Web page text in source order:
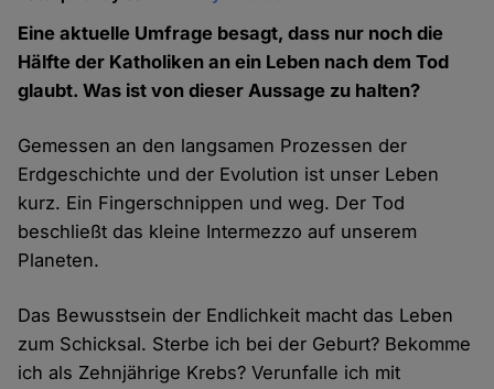
Eine aktuelle Umfrage besagt, dass nur noch die
Hälfte der Katholiken an ein Leben nach dem Tod
glaubt. Was ist von dieser Aussage zu halten?
Gemessen an den langsamen Prozessen der
Erdgeschichte und der Evolution ist unser Leben
kurz. Ein Fingerschnippen und weg. Der Tod
beschließt das kleine Intermezzo auf unserem
Planeten.
Das Bewusstsein der Endlichkeit macht das Leben
zum Schicksal. Sterbe ich bei der Geburt? Bekomme
ich als Zehnjährige Krebs? Verunfalle ich mit